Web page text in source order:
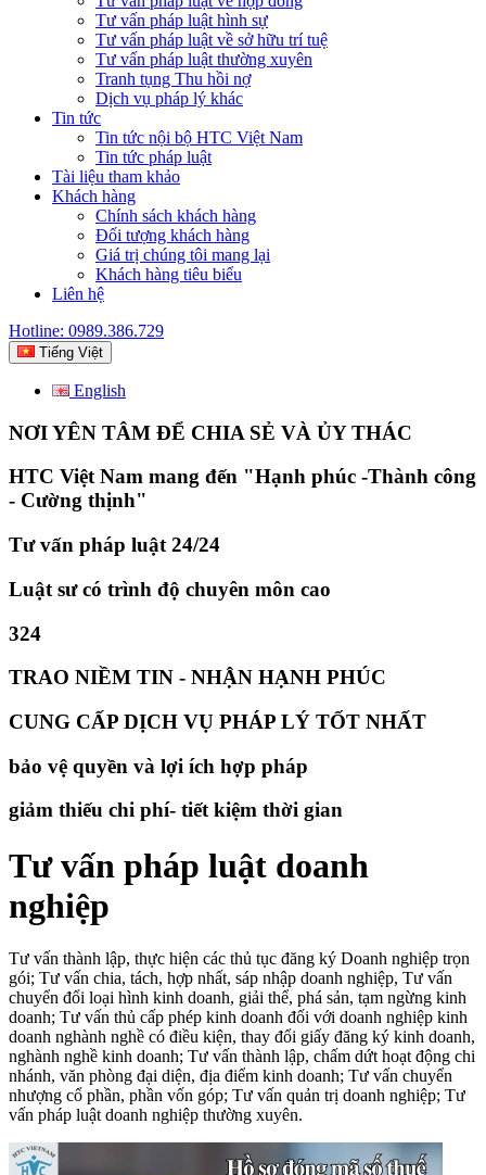
Tư vấn pháp luật hình sự
Tư vấn pháp luật về sở hữu trí tuệ
Tư vấn pháp luật thường xuyên
Tranh tụng Thu hồi nợ
Dịch vụ pháp lý khác
Tin tức
Tin tức nội bộ HTC Việt Nam
Tin tức pháp luật
Tài liệu tham khảo
Khách hàng
Chính sách khách hàng
Đối tượng khách hàng
Giá trị chúng tôi mang lại
Khách hàng tiêu biểu
Liên hệ
Hotline: 0989.386.729
Tiếng Việt
English
NƠI YÊN TÂM ĐỂ CHIA SẺ VÀ ỦY THÁC
HTC Việt Nam mang đến "Hạnh phúc -Thành công
- Cường thịnh"
Tư vấn pháp luật 24/24
Luật sư có trình độ chuyên môn cao
324
TRAO NIỀM TIN - NHẬN HẠNH PHÚC
CUNG CẤP DỊCH VỤ PHÁP LÝ TỐT NHẤT
bảo vệ quyền và lợi ích hợp pháp
giảm thiếu chi phí- tiết kiệm thời gian
Tư vấn pháp luật doanh
nghiệp
Tư vấn thành lập, thực hiện các thủ tục đăng ký Doanh nghiệp trọn
gói; Tư vấn chia, tách, hợp nhất, sáp nhập doanh nghiệp, Tư vấn
chuyển đổi loại hình kinh doanh, giải thể, phá sản, tạm ngừng kinh
doanh; Tư vấn thủ cấp phép kinh doanh đối với doanh nghiệp kinh
doanh nghành nghề có điều kiện, thay đổi giấy đăng ký kinh doanh,
nghành nghề kinh doanh; Tư vấn thành lập, chấm dứt hoạt động chi
nhánh, văn phòng đại diện, địa điểm kinh doanh; Tư vấn chuyển
nhượng cổ phần, phần vốn góp; Tư vấn quản trị doanh nghiệp; Tư
vấn pháp luật doanh nghiệp thường xuyên.